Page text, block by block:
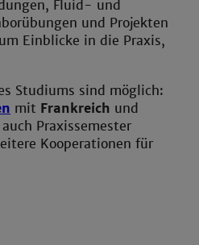
Fluid- und
und Projekten
Einblicke in die Praxis,
Studiums sind möglich:
mit Frankreich und
Praxissemester
Kooperationen für